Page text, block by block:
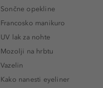
Sončne opekline
Francosko manikuro
UV lak za nohte
Mozolji na hrbtu
Vazelin
Kako nanesti eyeliner